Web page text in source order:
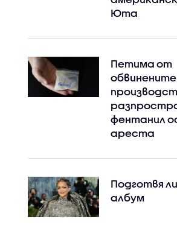
Юта
Петима от
обвинените
фентанил
ареста
Подготвя
албум